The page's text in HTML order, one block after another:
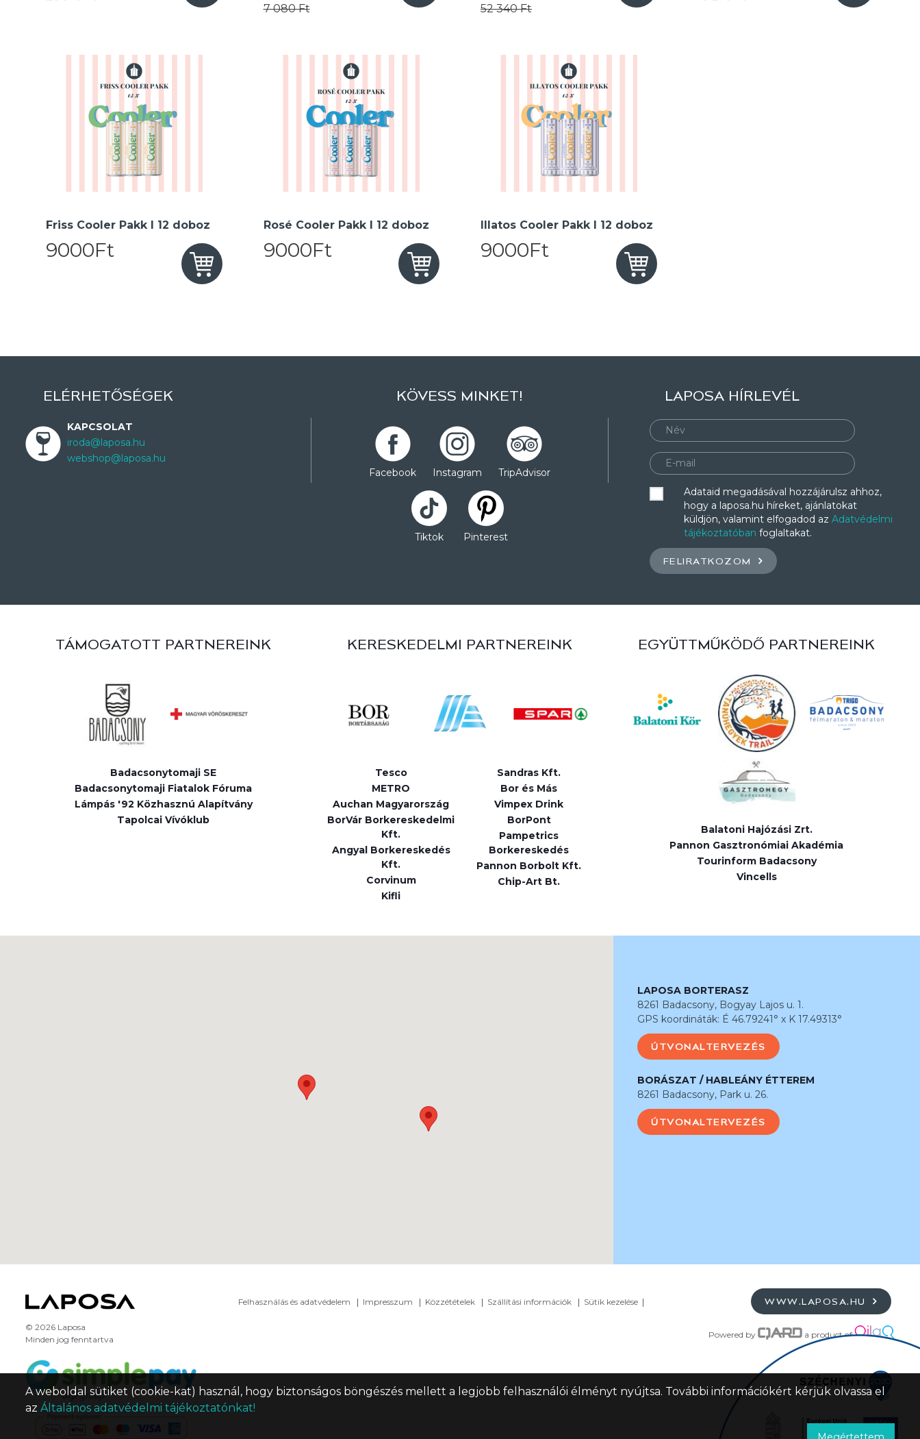
7 080 Ft 52 340 Ft
Friss Cooler Pakk I 12 doboz
9000Ft
Rosé Cooler Pakk I 12 doboz
9000Ft
Illatos Cooler Pakk I 12 doboz
9000Ft
ELÉRHETŐSÉGEK
KAPCSOLAT
iroda@laposa.hu
webshop@laposa.hu
KÖVESS MINKET!
Facebook Instagram TripAdvisor
Tiktok Pinterest
LAPOSA HÍRLEVÉL
Adataid megadásával hozzájárulsz ahhoz,
hogy a laposa.hu híreket, ajánlatokat
küldjön, valamint elfogadod az Adatvédelmi
tájékoztatóban foglaltakat.
FELIRATKOZOM
TÁMOGATOTT PARTNEREINK
Badacsonytomaji SE
Badacsonytomaji Fiatalok Fóruma
Lámpás '92 Közhasznú Alapítvány
Tapolcai Vívóklub
KERESKEDELMI PARTNEREINK
Tesco
METRO
Auchan Magyarország
BorVár Borkereskedelmi
Kft.
Angyal Borkereskedés
Kft.
Corvinum
Kifli
Sandras Kft.
Bor és Más
Vimpex Drink
BorPont
Pampetrics
Borkereskedés
Pannon Borbolt Kft.
Chip-Art Bt.
EGYÜTTMŰKÖDŐ PARTNEREINK
Balatoni Hajózási Zrt.
Pannon Gasztronómiai Akadémia
Tourinform Badacsony
Vincells
LAPOSA BORTERASZ
8261 Badacsony, Bogyay Lajos u. 1.
GPS koordináták: É 46.79241° x K 17.49313°
ÚTVONALTERVEZÉS
BORÁSZAT / HABLEÁNY ÉTTEREM
8261 Badacsony, Park u. 26.
ÚTVONALTERVEZÉS
Felhasználás és adatvédelem Impresszum Közzétételek Szállítási információk Sütik kezelése WWW.LAPOSA.HU
© 2026 Laposa
Minden jog fenntartva
Powered by a product of
A weboldal sütiket (cookie-kat) használ, hogy biztonságos böngészés mellett a legjobb felhasználói élményt nyújtsa. További információkért kérjük olvassa el
az Általános adatvédelmi tájékoztatónkat!